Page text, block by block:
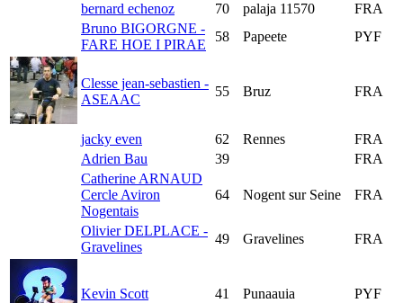
bernard echenoz
70 palaja 11570
FRA
Bruno BIGORGNE -
FARE HOE I PIRAE
58 Papeete PYF
Clesse jean-sebastien -
ASEAAC
55 Bruz FRA
jacky even 62 Rennes
FRA
Adrien Bau
39
FRA
Catherine ARNAUD
Cercle Aviron
Nogentais
64 Nogent sur Seine FRA
Olivier DELPLACE -
Gravelines
49 Gravelines FRA
Kevin Scott 41 Punaauia PYF